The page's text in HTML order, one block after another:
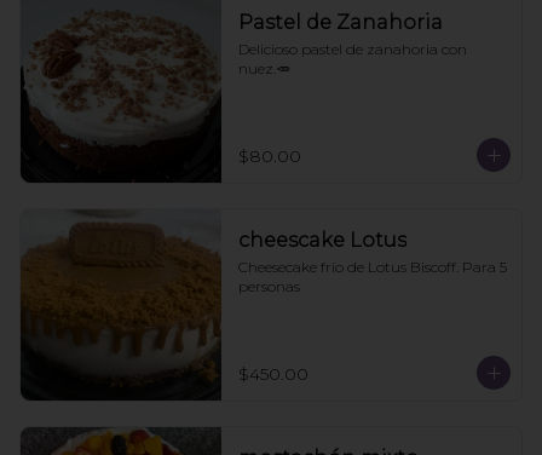
Pastel de Zanahoria
Delicioso pastel de zanahoria con
nuez.🥕
$80.00
cheescake Lotus
Cheesecake frío de Lotus Biscoff. Para 5
personas
$450.00